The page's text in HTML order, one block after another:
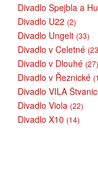
Divadlo Spejbla a
Divadlo U22(2)
Divadlo Ungelt(33)
Divadlo v Celetné
Divadlo v Dlouhé
Divadlo v Řeznické
Divadlo VILA
Divadlo Viola(22)
Divadlo X10(14)